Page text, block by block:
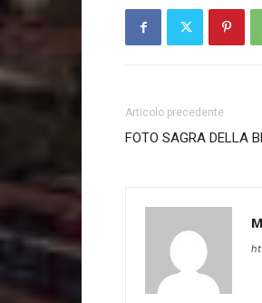
Articolo precedente
FOTO SAGRA DELLA